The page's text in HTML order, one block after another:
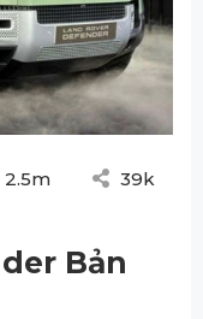
2.5m 39k
Bản